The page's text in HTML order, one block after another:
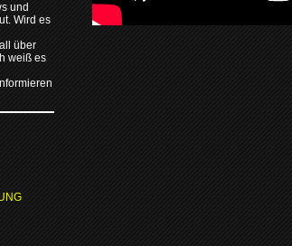
und
Wird es
über
weiß es